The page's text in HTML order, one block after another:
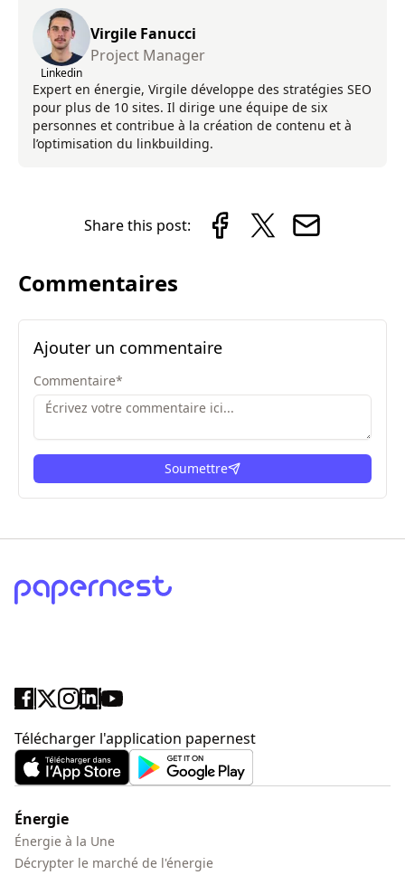
Linkedin
Virgile Fanucci
Project Manager
Expert en énergie, Virgile développe des stratégies SEO
pour plus de 10 sites. Il dirige une équipe de six
personnes et contribue à la création de contenu et à
l’optimisation du linkbuilding.
Share this post:
Commentaires
Ajouter un commentaire
Commentaire*
Soumettre
Télécharger l'application papernest
Énergie
Énergie à la Une
Décrypter le marché de l'énergie